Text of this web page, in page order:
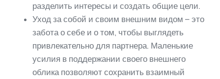
разделить интересы и создать общие цели.
Уход за собой и своим внешним видом – это
забота о себе и о том, чтобы выглядеть
привлекательно для партнера. Маленькие
усилия в поддержании своего внешнего
облика позволяют сохранить взаимный